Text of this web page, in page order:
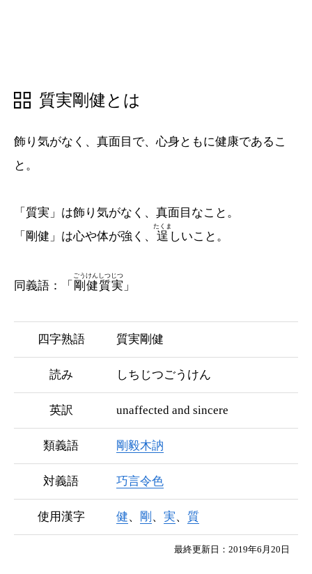
質実剛健とは
飾り気がなく、真面目で、心身ともに健康であるこ
と。
「質実」は飾り気がなく、真面目なこと。
「剛健」は心や体が強く、 逞
たくま
しいこと。
同義語：「 剛健質実
ごうけんしつじつ
」
四字熟語 質実剛健
読み しちじつごうけん
英訳 unaffected and sincere
類義語 剛毅木訥
対義語 巧言令色
使用漢字 健、 剛 、 実、 質
最終更新日：2019年6月20日